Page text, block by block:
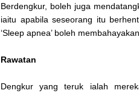
Berdengkur, boleh juga
iaitu apabila seseorang itu
‘Sleep apnea’ boleh
Rawatan
Dengkur yang teruk ialah